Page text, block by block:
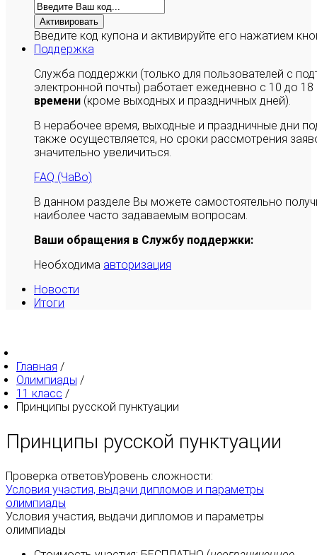
Активировать
Введите код купона и активируйте его нажатием
Поддержка
Служба поддержки (только для пользователей с
электронной почты) работает ежедневно с 10 до
времени (кроме выходных и праздничных дней).
В нерабочее время, выходные и праздничные дни
также осуществляется, но сроки рассмотрения
значительно увеличиться.
FAQ (ЧаВо)
В данном разделе Вы можете самостоятельно
наиболее часто задаваемым вопросам.
Ваши обращения в Службу поддержки:
Необходима авторизация
Новости
Итоги
Главная /
Олимпиады /
11 класс /
Принципы русской пунктуации
Принципы русской пунктуации
Проверка ответовУровень сложности:
Условия участия, выдачи дипломов и параметры
олимпиады
Условия участия, выдачи дипломов и параметры
олимпиады